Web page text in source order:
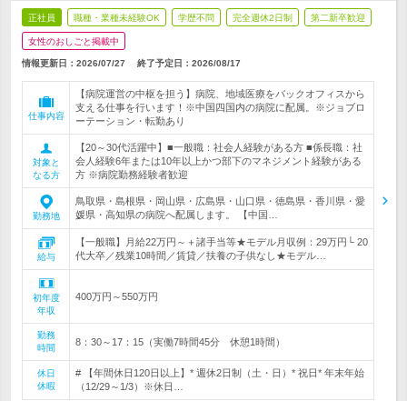
正社員 職種・業種未経験OK 学歴不問 完全週休2日制 第二新卒歓迎
女性のおしごと掲載中
情報更新日：2026/07/27 終了予定日： 2026/08/17
仕事内容
【病院運営の中枢を担う】病院、地域医療をバックオフィスから
支える仕事を行います！※中国四国内の病院に配属。※ジョブロ
ーテーション・転勤あり
対象と
なる方
【20～30代活躍中】■一般職：社会人経験がある方 ■係長職：社
会人経験6年または10年以上かつ部下のマネジメント経験がある
方 ※病院勤務経験者歓迎
勤務地
鳥取県・島根県・岡山県・広島県・山口県・徳島県・香川県・愛
媛県・高知県の病院へ配属します。 【中国…
給与
【一般職】月給22万円～＋諸手当等★モデル月収例：29万円└ 20
代大卒／残業10時間／賃貸／扶養の子供なし★モデル…
初年度
年収
400万円～550万円
勤務
時間
8：30～17：15（実働7時間45分 休憩1時間）
休日
休暇
# 【年間休日120日以上】* 週休2日制（土・日）* 祝日* 年末年始
（12/29～1/3）※休日…